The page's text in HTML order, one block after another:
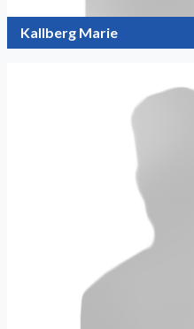
Kallberg Marie